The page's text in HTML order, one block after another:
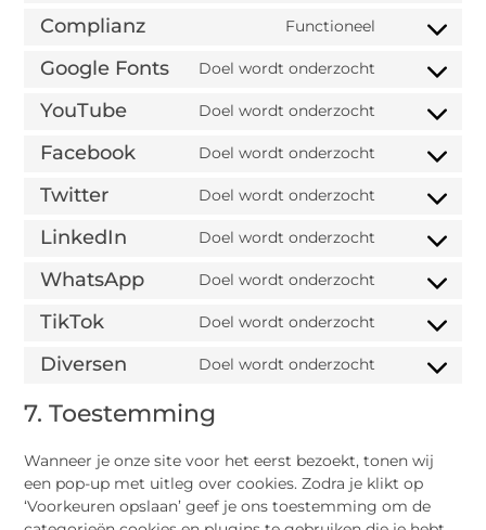
Complianz Functioneel
Google Fonts Doel wordt onderzocht
YouTube Doel wordt onderzocht
Facebook Doel wordt onderzocht
Twitter Doel wordt onderzocht
LinkedIn Doel wordt onderzocht
WhatsApp Doel wordt onderzocht
TikTok Doel wordt onderzocht
Diversen Doel wordt onderzocht
7. Toestemming
Wanneer je onze site voor het eerst bezoekt, tonen wij
een pop-up met uitleg over cookies. Zodra je klikt op
‘Voorkeuren opslaan’ geef je ons toestemming om de